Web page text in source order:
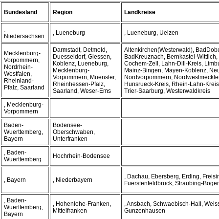
Bundesland Region Landkreise
,
Niedersachsen
, Lueneburg , Lueneburg, Uelzen
Mecklenburg-
Vorpommern,
Nordrhein-
Westfalen,
Rheinland-
Pfalz, Saarland
Darmstadt, Detmold,
Duesseldorf, Giessen,
Koblenz, Lueneburg,
Mecklenburg-
Vorpommern, Muenster,
Rheinhessen-Pfalz,
Saarland, Weser-Ems
Altenkirchen(Westerwald),
BadKreuznach, Bernkastel-
Cochem-Zell, Lahn-Dill-Kreis,
Mainz-Bingen, Mayen-Koblenz,
Nordvorpommern,
Hunsrueck-Kreis, Rhein-Lahn-
Trier-Saarburg, Westerwaldkreis
, Mecklenburg-
Vorpommern
Baden-
Wuerttemberg,
Bayern
Bodensee-
Oberschwaben,
Unterfranken
, Baden-
Wuerttemberg
Hochrhein-Bodensee
, Bayern , Niederbayern
, Dachau, Ebersberg, Erding,
Fuerstenfeldbruck, Straubing-
, Baden-
Wuerttemberg,
Bayern
, Hohenlohe-Franken,
Mittelfranken
, Ansbach, Schwaebisch-Hall,
Gunzenhausen